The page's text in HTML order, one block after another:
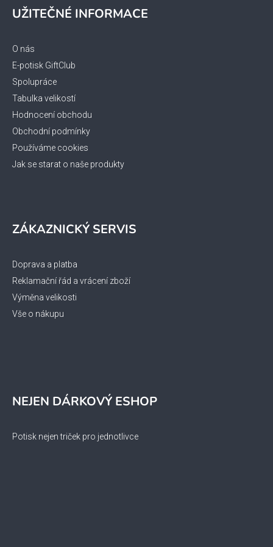
UŽITEČNÉ INFORMACE
O nás
E-potisk GiftClub
Spolupráce
Tabulka velikostí
Hodnocení obchodu
Obchodní podmínky
Používáme cookies
Jak se starat o naše produkty
ZÁKAZNICKÝ SERVIS
Doprava a platba
Reklamační řád a vrácení zboží
Výměna velikosti
Vše o nákupu
NEJEN DÁRKOVÝ ESHOP
Potisk nejen triček pro jednotlivce